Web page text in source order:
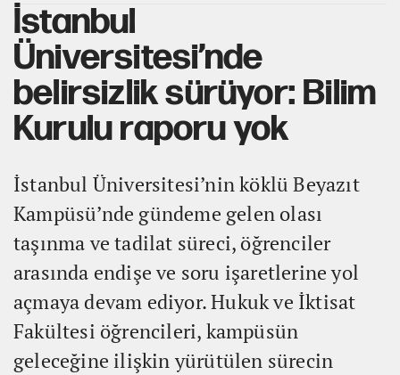
İstanbul
Üniversitesi’nde
belirsizlik sürüyor: Bilim
Kurulu raporu yok
İstanbul Üniversitesi’nin köklü Beyazıt
Kampüsü’nde gündeme gelen olası
taşınma ve tadilat süreci, öğrenciler
arasında endişe ve soru işaretlerine yol
açmaya devam ediyor. Hukuk ve İktisat
Fakültesi öğrencileri, kampüsün
geleceğine ilişkin yürütülen sürecin